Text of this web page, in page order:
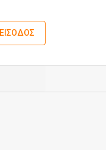
ΕΙΣΟΔΟΣ